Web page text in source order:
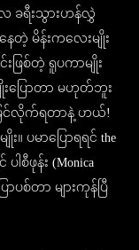
ခရီးသွားဟန်လွှဲ
တဲ့ မိန်းကလေးမျိုး
းဖြစ်တဲ့ ရူပကာမျိုး
းပြောတာ မဟုတ်ဘူး
ြင်လိုက်ရတာနဲ့ ဟယ်!
ပမာပြောရရင် the
စီဖုန်း (Monica
ာပစ်တာ များကုန်ပြီ